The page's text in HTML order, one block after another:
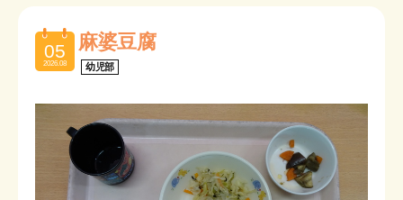
05
2026.08
麻婆豆腐
幼児部